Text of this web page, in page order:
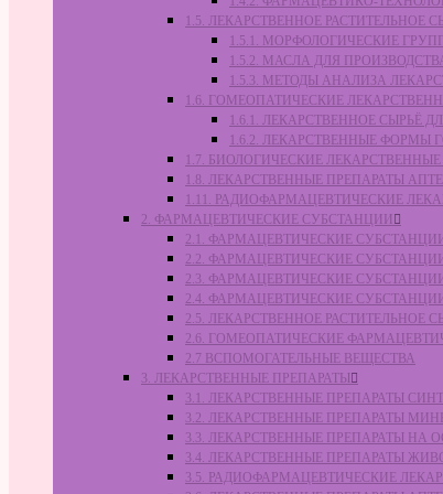
1.5. ЛЕКАРСТВЕННОЕ
1.5.1. МОРФОЛОГИЧЕСКИЕ
1.5.2. МАСЛА ДЛЯ
1.5.3. МЕТОДЫ АНАЛИЗА
1.6. ГОМЕОПАТИЧЕСКИЕ
1.6.1. ЛЕКАРСТВЕННОЕ
1.6.2. ЛЕКАРСТВЕННЫЕ
1.7. БИОЛОГИЧЕСКИЕ
1.8. ЛЕКАРСТВЕННЫЕ ПРЕПАРАТЫ
1.11. РАДИОФАРМАЦЕВТИЧЕСКИЕ
2. ФАРМАЦЕВТИЧЕСКИЕ СУБСТАНЦИИ
2.1. ФАРМАЦЕВТИЧЕСКИЕ
2.2. ФАРМАЦЕВТИЧЕСКИЕ
2.3. ФАРМАЦЕВТИЧЕСКИЕ
2.4. ФАРМАЦЕВТИЧЕСКИЕ
2.5. ЛЕКАРСТВЕННОЕ РАСТИТЕЛЬНОЕ
2.6. ГОМЕОПАТИЧЕСКИЕ
2.7 ВСПОМОГАТЕЛЬНЫЕ ВЕЩЕСТВА
3. ЛЕКАРСТВЕННЫЕ ПРЕПАРАТЫ
3.1. ЛЕКАРСТВЕННЫЕ ПРЕПАРАТЫ
3.2. ЛЕКАРСТВЕННЫЕ ПРЕПАРАТЫ
3.3. ЛЕКАРСТВЕННЫЕ ПРЕПАРАТЫ НА
3.4. ЛЕКАРСТВЕННЫЕ ПРЕПАРАТЫ
3.5. РАДИОФАРМАЦЕВТИЧЕСКИЕ